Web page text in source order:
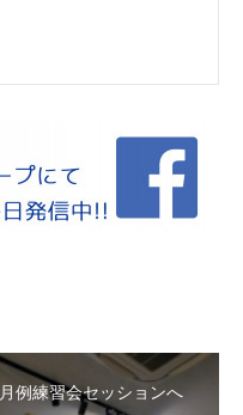
月例練習会セッションへ